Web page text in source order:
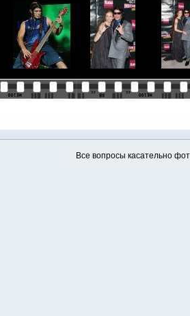
Все вопросы касательно